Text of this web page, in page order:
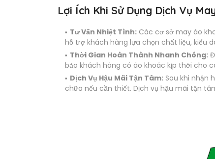
Lợi Ích Khi Sử Dụng Dịch Vụ
Tư Vấn Nhiệt Tình: Các cơ sở may áo
hỗ trợ khách hàng lựa chọn chất liệu, kiểu
Thời Gian Hoàn Thành Nhanh Chóng:
bảo khách hàng có áo khoác kịp thời cho
Dịch Vụ Hậu Mãi Tận Tâm: Sau khi nhận
chữa nếu cần thiết. Dịch vụ hậu mãi tận